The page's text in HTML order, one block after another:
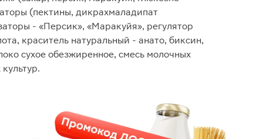
(пектины, дикрахмаладипат
- «Персик», «Маракуйя», регулятор
краситель натуральный - анато, биксин,
сухое обезжиренное, смесь молочных